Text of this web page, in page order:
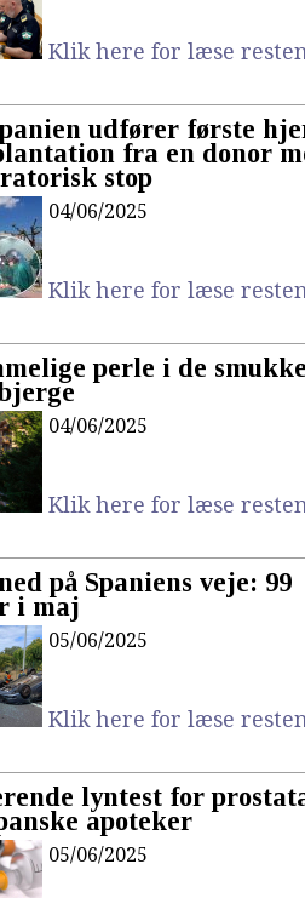
Klik here for læse
udfører første
fra en donor
stop
04/06/2025
Klik here for læse
perle i de
04/06/2025
Klik here for læse
på Spaniens veje: 99
i maj
05/06/2025
Klik here for læse
lyntest for
apoteker
05/06/2025